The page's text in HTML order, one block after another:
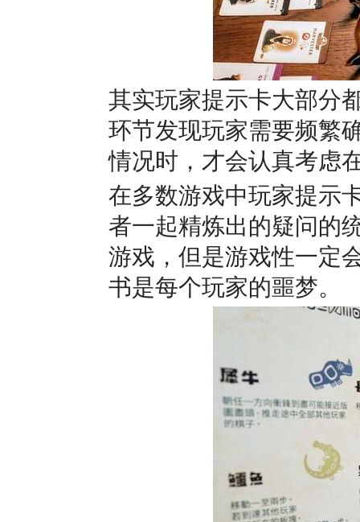
其实玩家提示卡大部分
环节发现玩家需要频繁
情况时，才会认真考虑
在多数游戏中玩家提示
者一起精炼出的疑问的
游戏，但是游戏性一定
书是每个玩家的噩梦。